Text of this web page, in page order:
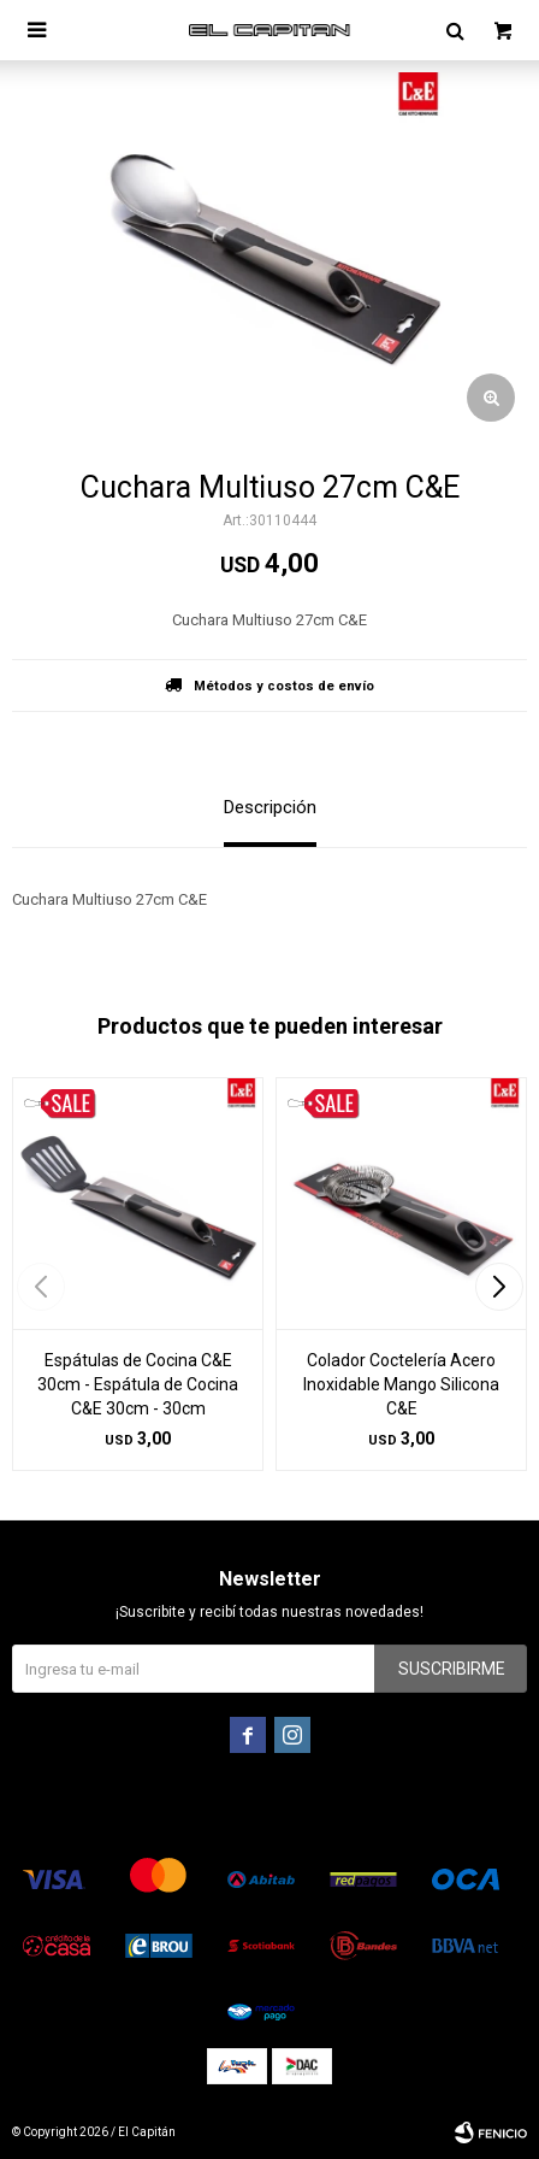

Cuchara Multiuso 27cm C&E
30110444
USD 4,00
Cuchara Multiuso 27cm C&E
Métodos y costos de envío
Descripción
Cuchara Multiuso 27cm C&E
Productos que te pueden interesar
Espátulas de Cocina C&E
30cm - Espátula de Cocina
C&E 30cm - 30cm
USD 3,00
Colador Coctelería Acero
Inoxidable Mango Silicona
C&E
USD 3,00
Newsletter
¡Suscribite y recibí todas nuestras novedades!
SUSCRIBIRME
 
© Copyright 2026 / El Capitán